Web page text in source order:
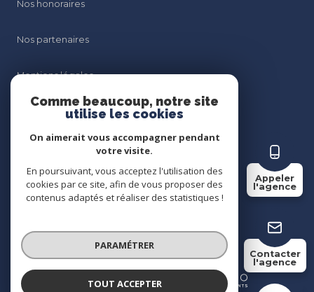
Appeler
l'agence
Contacter
l'agence
Nos honoraires
Nos partenaires
Mentions légales
Cookies
© 2026 | Tous droits réservés
Réalisé par
Comme beaucoup, notre site
utilise les cookies
On aimerait vous accompagner pendant
votre visite.
En poursuivant, vous acceptez l'utilisation des
cookies par ce site, afin de vous proposer des
contenus adaptés et réaliser des statistiques !
PARAMÉTRER
TOUT ACCEPTER